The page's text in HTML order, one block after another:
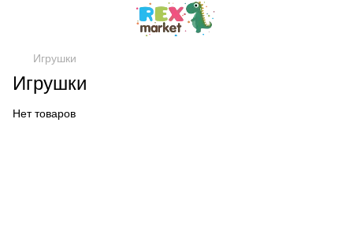
Игрушки
Игрушки
Нет товаров